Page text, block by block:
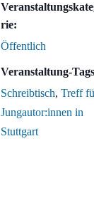
rie:
Öffentlich
Veranstaltung-
Schreibtisch, Treff
Jungautor:innen in
Stuttgart